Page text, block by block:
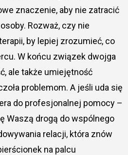
znaczenie, aby nie zatracić
Rozważ, czy nie
by lepiej zrozumieć, co
W końcu związek dwojga
ale także umiejętność
problemom. A jeśli uda się
do profesjonalnej pomocy –
Waszą drogą do wspólnego
relacji, która znów
na palcu